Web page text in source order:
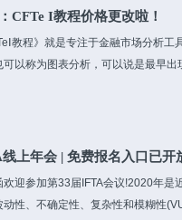
CFTe I教程价格更改啦！
教程》就是专注于金融市场分析
可以称为图表分析，可以说是最早
上年会 | 免费报名入口已开
欢迎参加第33届IFTA会议!2020年是
动性、不确定性、复杂性和模糊性